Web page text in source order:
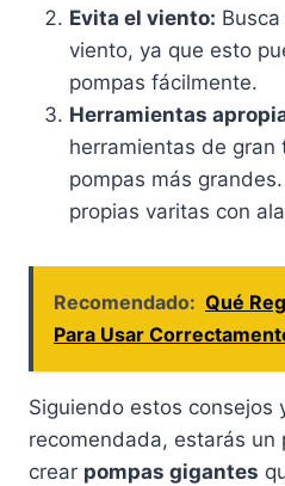
Evita el viento:
viento, ya que esto
pompas fácilmente.
Herramientas
herramientas de gran
pompas más
propias varitas con
Recomendado: Qué
Para Usar
Siguiendo estos consejos
recomendada, estarás un
crear pompas gigantes